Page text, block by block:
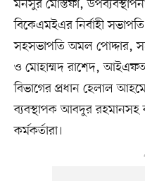
মনসুর মোস্তফা,
বিকেএমইএর নির্বাহী
সহসভাপতি অমল পোদ্দার,
ও মোহাম্মদ রাশেদ,
বিভাগের প্রধান হেলাল
ব্যবস্থাপক আবদুর রহমানসহ
কর্মকর্তারা।